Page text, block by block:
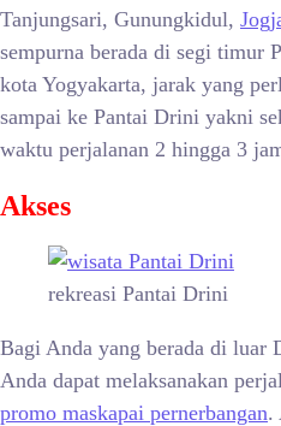
Tanjungsari, Gunungkidul,
sempurna berada di segi timur
kota Yogyakarta, jarak yang
sampai ke Pantai Drini yakni
waktu perjalanan 2 hingga 3
Akses
rekreasi Pantai Drini
Bagi Anda yang berada di luar
Anda dapat melaksanakan
promo maskapai pernerbangan.